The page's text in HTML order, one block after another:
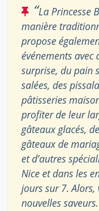
“La Princesse
manière
propose
événements avec
surprise, du pain
salées, des
pâtisseries
profiter de leur
gâteaux glacés,
gâteaux de
et d’autres
Nice et dans les
jours sur 7. Alors,
nouvelles saveurs.